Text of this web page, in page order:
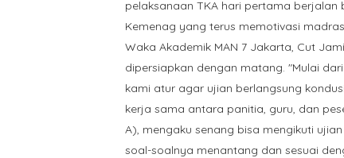
pelaksanaan TKA hari pertama
Kemenag yang terus memotivasi
Waka Akademik MAN 7 Jakarta, Cut
dipersiapkan dengan matang. "Mulai
kami atur agar ujian berlangsung
kerja sama antara panitia, guru, dan
A), mengaku senang bisa mengikuti
soal-soalnya menantang dan sesuai